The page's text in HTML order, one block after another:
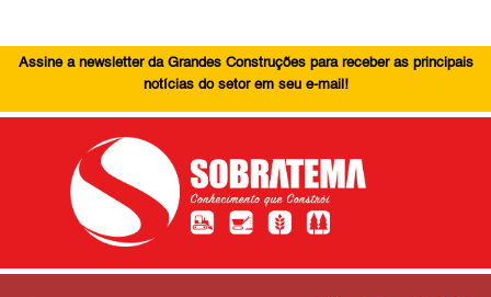
Assine a newsletter da Grandes Construções para receber as principais
notícias do setor em seu e-mail!